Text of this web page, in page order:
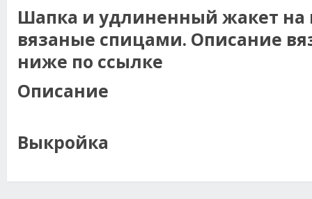
Шапка и удлиненный жакет на
вязаные спицами. Описание
ниже по ссылке
Описание
Выкройка